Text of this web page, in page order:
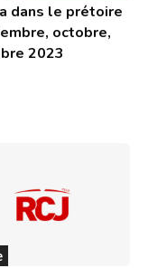
dans le prétoire
octobre,
2023